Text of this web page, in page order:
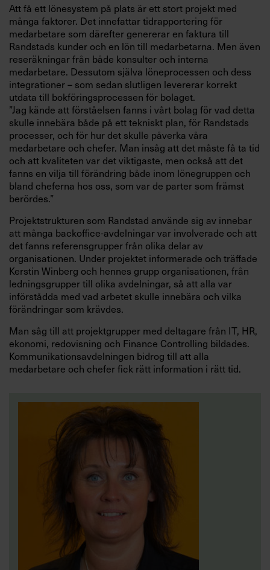
Att få ett lönesystem på plats är ett stort projekt med
många faktorer. Det innefattar tidrapportering för
medarbetare som därefter genererar en faktura till
Randstads kunder och en lön till medarbetarna. Men även
reseräkningar från både konsulter och interna
medarbetare. Dessutom själva löneprocessen och dess
integrationer – som sedan slutligen levererar korrekt
utdata till bokföringsprocessen för bolaget.
”Jag kände att förståelsen fanns i vårt bolag för vad detta
skulle innebära både på ett tekniskt plan, för Randstads
processer, och för hur det skulle påverka våra
medarbetare och chefer. Man insåg att det måste få ta tid
och att kvaliteten var det viktigaste, men också att det
fanns en vilja till förändring både inom lönegruppen och
bland cheferna hos oss, som var de parter som främst
berördes.”
Projektstrukturen som Randstad använde sig av innebar
att många backoffice-avdelningar var involverade och att
det fanns referensgrupper från olika delar av
organisationen. Under projektet informerade och träffade
Kerstin Winberg och hennes grupp organisationen, från
ledningsgrupper till olika avdelningar, så att alla var
införstådda med vad arbetet skulle innebära och vilka
förändringar som krävdes.
Man såg till att projektgrupper med deltagare från IT, HR,
ekonomi, redovisning och Finance Controlling bildades.
Kommunikationsavdelningen bidrog till att alla
medarbetare och chefer fick rätt information i rätt tid.